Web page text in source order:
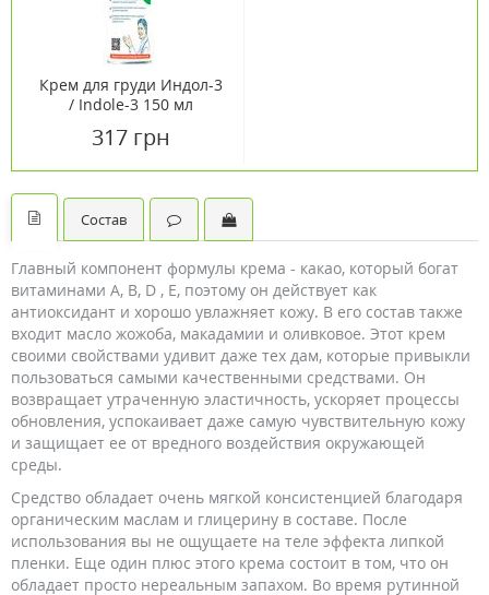
Крем для груди Индол-3
/ Indole-3 150 мл
317 грн
Состав
Главный компонент формулы крема - какао, который богат
витаминами А, В, D , E, поэтому он действует как
антиоксидант и хорошо увлажняет кожу. В его состав также
входит масло жожоба, макадамии и оливковое. Этот крем
своими свойствами удивит даже тех дам, которые привыкли
пользоваться самыми качественными средствами. Он
возвращает утраченную эластичность, ускоряет процессы
обновления, успокаивает даже самую чувствительную кожу
и защищает ее от вредного воздействия окружающей
среды.
Средство обладает очень мягкой консистенцией благодаря
органическим маслам и глицерину в составе. После
использования вы не ощущаете на теле эффекта липкой
пленки. Еще один плюс этого крема состоит в том, что он
обладает просто нереальным запахом. Во время рутинной